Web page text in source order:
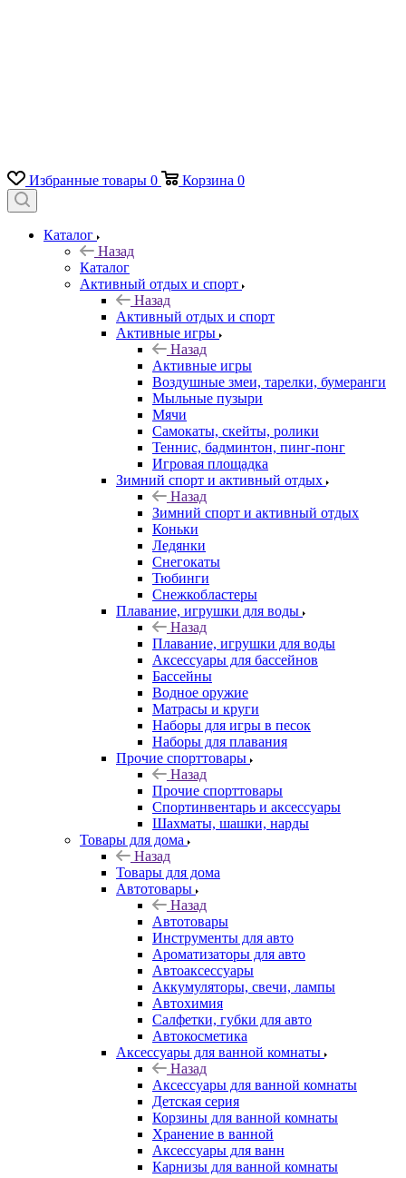
Избранные товары 0 Корзина 0
Каталог
Назад
Каталог
Активный отдых и спорт
Назад
Активный отдых и спорт
Активные игры
Назад
Активные игры
Воздушные змеи, тарелки, бумеранги
Мыльные пузыри
Мячи
Самокаты, скейты, ролики
Теннис, бадминтон, пинг-понг
Игровая площадка
Зимний спорт и активный отдых
Назад
Зимний спорт и активный отдых
Коньки
Ледянки
Снегокаты
Тюбинги
Снежкобластеры
Плавание, игрушки для воды
Назад
Плавание, игрушки для воды
Аксессуары для бассейнов
Бассейны
Водное оружие
Матрасы и круги
Наборы для игры в песок
Наборы для плавания
Прочие спорттовары
Назад
Прочие спорттовары
Спортинвентарь и аксессуары
Шахматы, шашки, нарды
Товары для дома
Назад
Товары для дома
Автотовары
Назад
Автотовары
Инструменты для авто
Ароматизаторы для авто
Автоаксессуары
Аккумуляторы, свечи, лампы
Автохимия
Салфетки, губки для авто
Автокосметика
Аксессуары для ванной комнаты
Назад
Аксессуары для ванной комнаты
Детская серия
Корзины для ванной комнаты
Хранение в ванной
Аксессуары для ванн
Карнизы для ванной комнаты